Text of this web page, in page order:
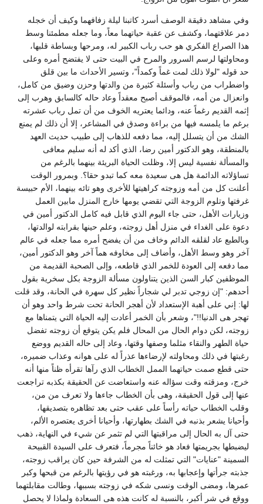
وفي مشاهد دقيقة الوصف أسرد كاتبنا ليلة زفافهما وكيف أن خجله
دمر علاقتهما، وكشف عن عقبة حياتهما معاً، وما جعله مطمئنا وسط
هذا الصراع الفكري هو حب رباب الكبير له، ومرحها وبساطة قلبها،
ومحاولتها لرسم السرور والمرح في البيت حتى لا يفتضح أمره وعلى
حد قوله "لولا ذلك لمت غماً وكمداً"، وتسير الأحداث ما بين قلق
واضطراب من رباب وأسئلة كثيرة من والدتها وحزن وضيق من كامل،
وانعزال من أمه، فالموقف أصبح معقداً وعاد حاله كالسابق وهرب إلى
إثمه القديم رغماً عنه، ودائما يعتريه الخوف من أن تمل رباب عشرته
برغم ما يلمسه فيها من براءة وصدق في المشاعر، إلا أن ذلك لم يمنع
الشك من أن يتسلل إليه، مما دفعه للذهاب إلى طبيب حديث العهد
بالمنطقة، وهو الدكتور أمين رضا، الذي أكد له أنه سليم معافى
والمسألة نفسية ليس إلا، وظلت الحياة البريئة بينهما بالرغم من
تساؤلاته الدائمة هل هى سعيدة معه كما تبدو حقا؟. وبمرور الوقت
أعلنت كل من أمه وزوجته كراهيتها للأخرى وهو تائه بينهما، الأم حبيسة
غرفتها وتلوم الزوجة التي تقضي يومها خارج المنزل مابين العمل
وزيارات الأهل، حتى جاء اليوم الذي قابل فيه كامل الدكتور أمين في
دعوة على الغداء في منزل أهل زوجته، وعلم حينها بقرابته لوالدتها،
وبالطبع عاد لقلقه الدائم وخاف من أن يفضح أمره مما جعله في عالم
آخر وهو وسط الأهل، وأضاف إلى مخاوفه هماً آخر وهو الدكتور أمين،
مما دفعه إلى العودة للخمر الذي قاطعه، وإلى الصحبة القديمة من
الموظفين كبار السن الذين يتناولون مسألة الزوجة بكل سخرية بقول
أحدهم: "إن زوجي تدبر لي شجاراً نظير كل سهرة في الحانة، وقد قلت
لها: إني على أهبة الإستعداد لأن أهجر الحانة تحت شرط واحد وهو أن
تهجر هى الدنيا!!"، وشعر بأن الخمر أعادت إليه الحياة التي يتمناها مع
زوجته، لكن دوام الحال من المحال فلم يكن يتوقع أن زوجته تفضل
حياة الطهر والنقاء مثلما وصفها وقتها، وعاد إلى حاله القديم ووضع
رغبتها في ذلك ومحاولته لإرضاءها عذراً له على هوانه وعذاب ضميره،
حتى قطع صمت حياتهما الممل الخطاب الذي رآها تقرأه ظناً منها أنه
خرج، ومزقته وقت سؤاله عنه واستعاضت عن الحقيقة بكذبه تراجعت
عنها إلى قول الحقيقة، وهى بأن الخطاب جاءها ولا تعرف من من،
وقلب الخطاب حياته رأساً على عقب حتى بعد تظاهره بتصديقها،
وأحيانا يشعر بذنبه في الشك بطهارتها، وأحيانا أخرى يعتصره الألم،
حتى آل به الحال إلى مراقبتها التي لم تثمر عن شيء في النهاية، ذهب
ليضبطها بجريمتها فعاد هو خائناً مجرماً، فتعرف على السيدة القبيحة
السمينة "عنايات" التي تمثلت له من الشرفة حين كان يراقب زوجته،
جذبته جرأتها وإعجابها به، ورغبته هو في رؤيتها بالرغم من قبحها وكبر
عمرها، ومضى الوقت ونسى شكه في زوجته بسببها، وطالت مقابلتهما
ووقع في شر أكبر، بالنسبة له كانت هذه هى السعادة ولماذا لا يحصل